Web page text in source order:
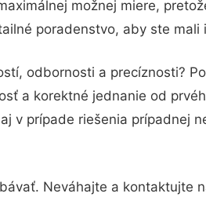
možnej miere,
poradenstvo, aby ste
odbornosti a precíznosti?
a korektné jednanie od
v prípade riešenia prípadnej
Neváhajte a kontaktujte